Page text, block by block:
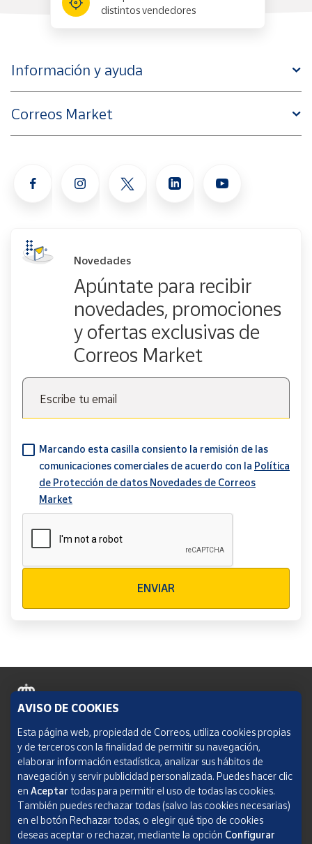
distintos vendedores
Información y ayuda
Correos Market
Novedades
Apúntate para recibir
novedades, promociones
y ofertas exclusivas de
Correos Market
Escribe tu email
Marcando esta casilla consiento la remisión de las
comunicaciones comerciales de acuerdo con la Política
de Protección de datos Novedades de Correos
Market
ENVIAR
Política de cookies
Aviso legal
Condiciones del servicio
Política de Privacidad Web
AVISO DE COOKIES
Esta página web, propiedad de Correos, utiliza cookies propias
y de terceros con la finalidad de permitir su navegación,
elaborar información estadística, analizar sus hábitos de
navegación y servir publicidad personalizada. Puedes hacer clic
en Aceptar todas para permitir el uso de todas las cookies.
También puedes rechazar todas (salvo las cookies necesarias)
en el botón Rechazar todas, o elegir qué tipo de cookies
deseas aceptar o rechazar, mediante la opción Configurar